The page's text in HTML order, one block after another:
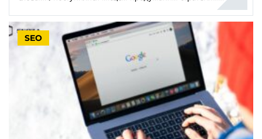
користувача, тематичному авторитеті та історіях, що
приносять цінність. Для багатьох компаній ця зміна ставить
важливе запитання: чи мають блоги досі значення для SEO,
чи вже застаріли? Коротка відповідь — так, але лише якщо
SEO